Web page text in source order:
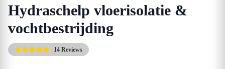
Hydraschelp vloerisolatie &
vochtbestrijding
14 Reviews